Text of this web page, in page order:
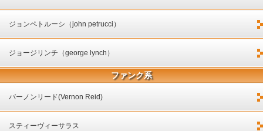
ジョンペトルーシ（john petrucci）
ジョージリンチ（george lynch）
ファンク系
バーノンリード(Vernon Reid)
スティーヴィーサラス